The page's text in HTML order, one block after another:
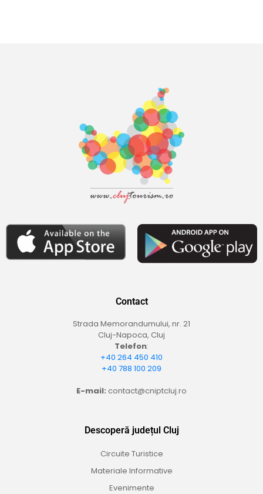
Contact
Strada Memorandumului, nr. 21
Cluj-Napoca, Cluj
Telefon:
+40 264 450 410
+40 788 100 209
E-mail: contact@cniptcluj.ro
Descoperă județul Cluj
Circuite Turistice
Materiale Informative
Evenimente